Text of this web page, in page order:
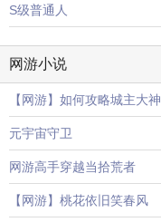
S级普通人
网游小说
【网游】如何攻略城主大神
元宇宙守卫
网游高手穿越当拾荒者
【网游】桃花依旧笑春风